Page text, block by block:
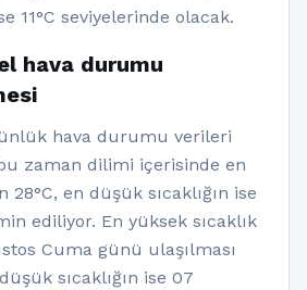
11°C seviyelerinde olacak.
hava durumu
hava durumu verileri
zaman dilimi içerisinde en
28°C, en düşük sıcaklığın ise
ediliyor. En yüksek sıcaklık
Cuma günü ulaşılması
sıcaklığın ise 07